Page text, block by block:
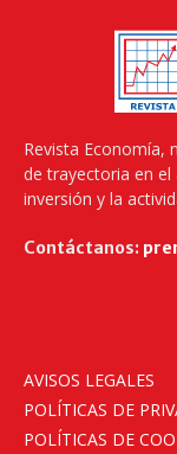
Revista Economía,
de trayectoria en
inversión y la
Contáctanos:
AVISOS LEGALES
POLÍTICAS DE
POLÍTICAS DE